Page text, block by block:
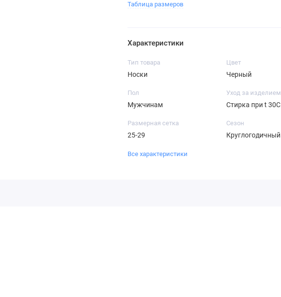
Таблица размеров
Характеристики
Тип товара
Носки
Цвет
Черный
Пол
Мужчинам
Уход за изделием
Стирка при t 30С
Размерная сетка
25-29
Сезон
Круглогодичный
Все характеристики